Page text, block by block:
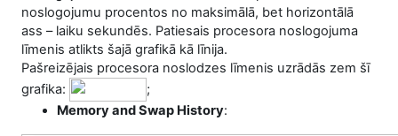
noslogojumu procentos no maksimālā, bet horizontālā
ass – laiku sekundēs. Patiesais procesora noslogojuma
līmenis atlikts šajā grafikā kā līnija.
Pašreizējais procesora noslodzes līmenis uzrādās zem šī
grafika:
;
Memory and Swap History: